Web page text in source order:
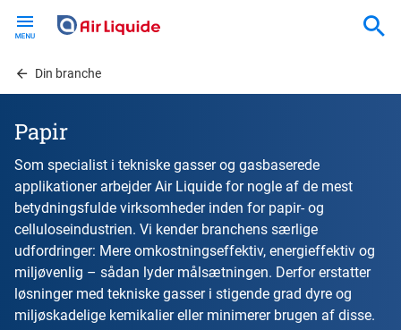
contentDin branche
Papir
Som specialist i tekniske gasser og gasbaserede
applikationer arbejder Air Liquide for nogle af de mest
betydningsfulde virksomheder inden for papir- og
celluloseindustrien. Vi kender branchens særlige
udfordringer: Mere omkostningseffektiv, energieffektiv og
miljøvenlig – sådan lyder målsætningen. Derfor erstatter
løsninger med tekniske gasser i stigende grad dyre og
miljøskadelige kemikalier eller minimerer brugen af disse.